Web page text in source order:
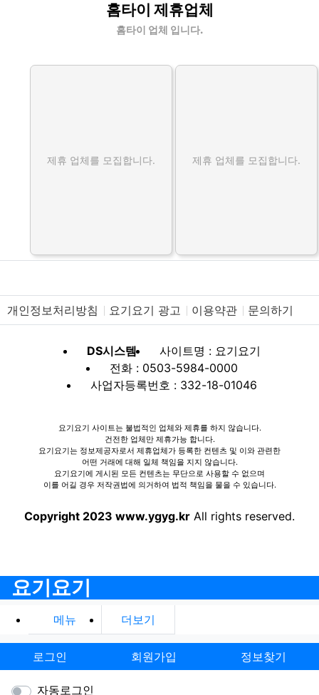
홈타이 제휴업체
홈타이 업체 입니다.
제휴 업체를 모집합니다. 제휴 업체를 모집합니다.
개인정보처리방침 요기요기 광고 이용약관 문의하기
DS시스템
사이트명 : 요기요기
전화 : 0503-5984-0000
사업자등록번호 : 332-18-01046
요기요기 사이트는 불법적인 업체와 제휴를 하지 않습니다.
건전한 업체만 제휴가능 합니다.
요기요기는 정보제공자로서 제휴업체가 등록한 컨텐츠 및 이와 관련한
어떤 거래에 대해 일체 책임을 지지 않습니다.
요기요기에 게시된 모든 컨텐츠는 무단으로 사용할 수 없으며
이를 어길 경우 저작권법에 의거하여 법적 책임을 물을 수 있습니다.
Copyright 2023 www.ygyg.kr All rights reserved.
요기요기
메뉴 더보기
로그인 회원가입 정보찾기
자동로그인